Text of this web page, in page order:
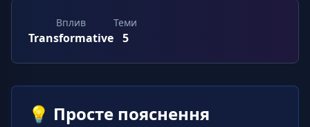
Вплив
Transformative
Теми
5
💡 Просте пояснення